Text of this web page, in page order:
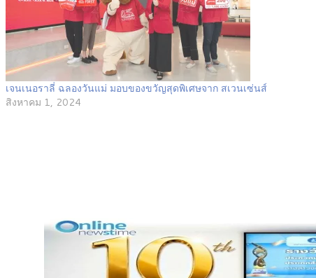
เจนเนอราลี่ ฉลองวันแม่ มอบของขวัญสุดพิเศษจาก สเวนเซ่นส์
สิงหาคม 1, 2024